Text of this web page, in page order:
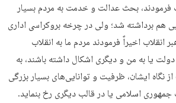
فرمودند، بحث عدالت و خدمت به مردم بسیار
هم برداشته شد؛ ولی در چرخه بروکراسی اداری
انقلاب اخیراً فرمودند مردم ما به انقلاب
یا به من و دیگری اشکال داشته باشند، به
نگاه ایشان، ظرفیت و توانایی‌­های بسیار بزرگی
جمهوری اسلامی یا در قالب دیگری رخ بنماید.